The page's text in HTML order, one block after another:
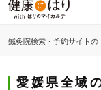
鍼灸院検索・予約サイト
愛媛県全域